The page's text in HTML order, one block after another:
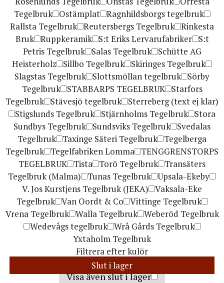
Tegelbruk Ostämplat Ragnhildsborgs tegelbruk
Rallsta Tegelbruk Reutersbergs Tegelbruk Rinkesta
Bruk Ruppkeramik S:t Eriks Lervarufabriker S:t
Petris Tegelbruk Salas Tegelbruk Schütte AG
Heisterholz
Sillbo Tegelbruk
Skiringes Tegelbruk
Slagstas Tegelbruk
Slottsmöllan tegelbruk
Sörby
Tegelbruk STABBARPS TEGELBRUK Starfors
Tegelbruk
Stävesjö tegelbruk
Sterreberg (text ej klar)
Stigslunds Tegelbruk
Stjärnholms Tegelbruk
Stora
Sundbys Tegelbruk
Sundsviks Tegelbruk
Svedalas
Tegelbruk
Taxinge Säteri Tegelbruk
Tegelberga
Tegelbruk
Tegelfabriken Lomma
TENGGRENSTORPS
TEGELBRUK
Tista Torö Tegelbruk
Transäters
Tegelbruk (Malma)
Tunas Tegelbruk Upsala-Ekeby
V. Jos Kurstjens Tegelbruk (JEKA)
Vaksala-Eke
Tegelbruk Van Oordt & Co Vittinge Tegelbruk
Vrena Tegelbruk Walla Tegelbruk Weberöd Tegelbruk
Wedevågs tegelbruk Wrå Gårds Tegelbruk
Yxtaholm Tegelbruk
Filtrera efter kulör
Grå Grön Gul
Visa även slut i lager
Slut i lager